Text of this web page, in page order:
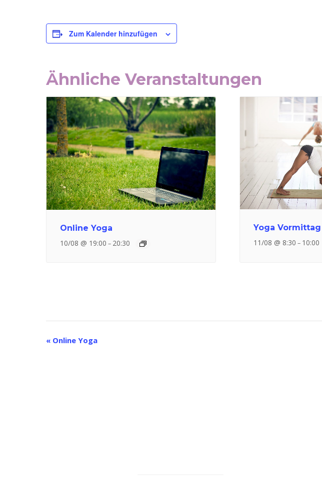
Zum Kalender hinzufügen
Ähnliche Veranstaltungen
Online Yoga
10/08 @ 19:00 – 20:30
Yoga Vormittag I
11/08 @ 8:30 – 10:00
Veranstaltung-
« Online Yoga